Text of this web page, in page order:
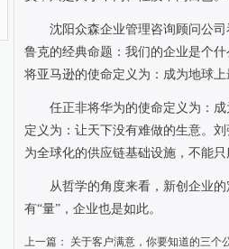
沈阳众森企业管理咨询顾问公
鲁克的经典命题：我们的企业是个
将亚马逊的使命定义为：成为地球
任正非将华为的使命定义为：
定义为：让天下没有难做的生意。
为全球化的供应链基础设施，不能
从哲学的角度来看，新创企业
有“量”，企业也是如此。
上一篇：
关于客户满意，你要知道的三个